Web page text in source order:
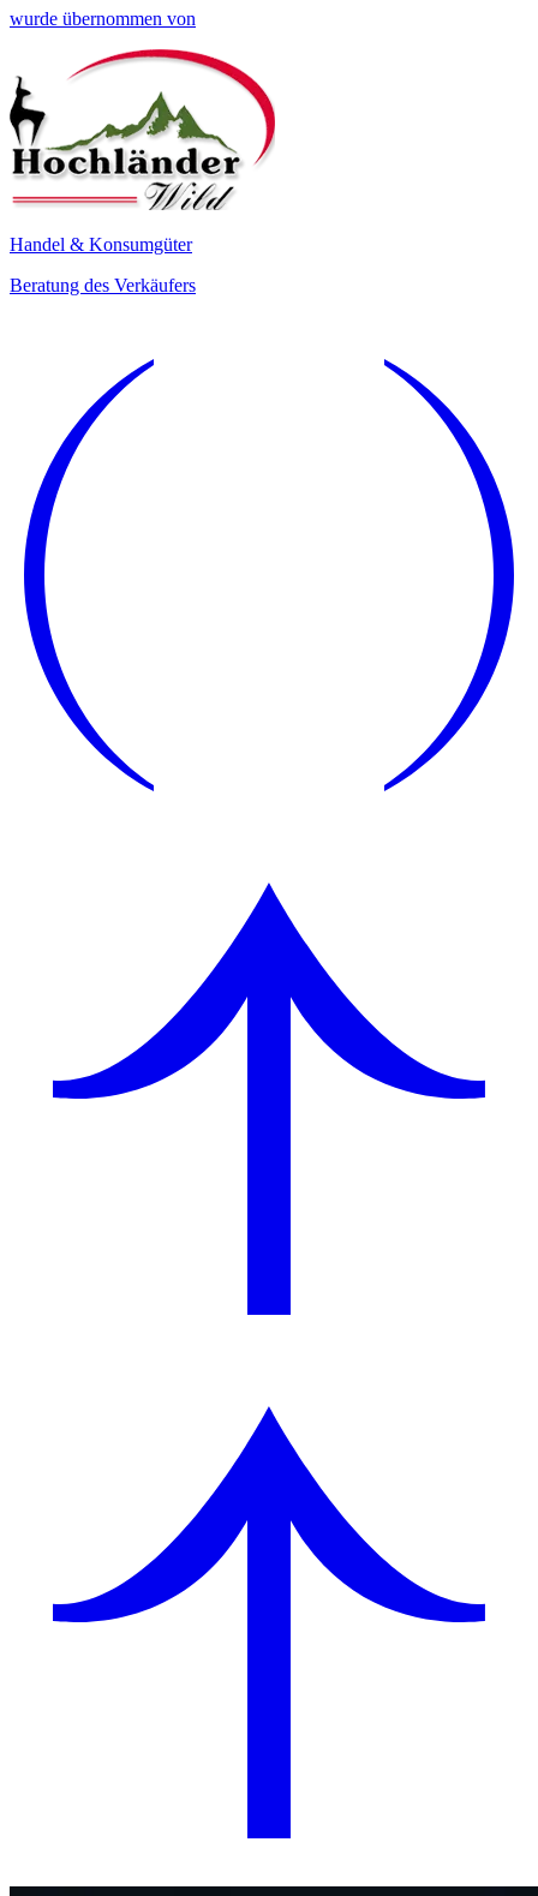
wurde übernommen von
Handel & Konsumgüter
Beratung des Verkäufers